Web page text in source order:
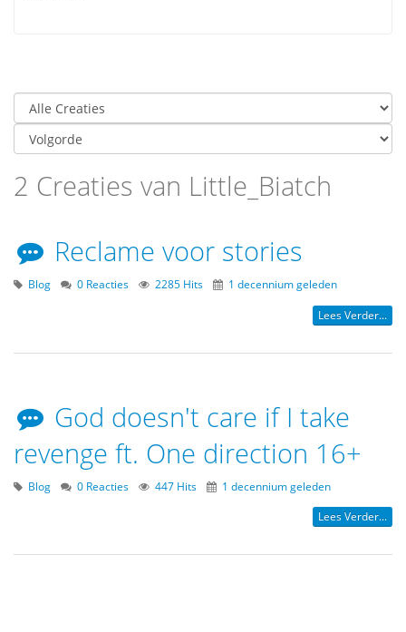
2 Creaties van Little_Biatch
Reclame voor stories
Blog 0 Reacties 2285 Hits 1 decennium geleden
Lees Verder...
God doesn't care if I take
revenge ft. One direction 16+
Blog 0 Reacties 447 Hits 1 decennium geleden
Lees Verder...